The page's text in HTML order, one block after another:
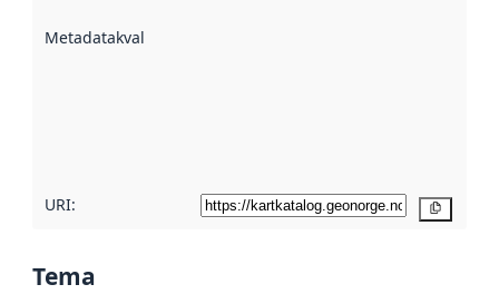
Metadatakvalitet
URI:
Tema